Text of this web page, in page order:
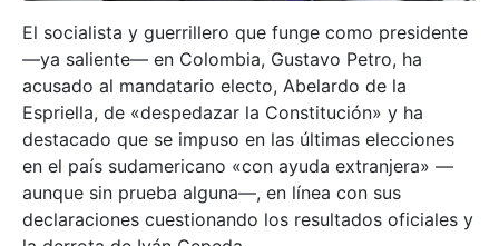
El socialista y guerrillero que funge como presidente
—ya saliente— en Colombia, Gustavo Petro, ha
acusado al mandatario electo, Abelardo de la
Espriella, de «despedazar la Constitución» y ha
destacado que se impuso en las últimas elecciones
en el país sudamericano «con ayuda extranjera» —
aunque sin prueba alguna—, en línea con sus
declaraciones cuestionando los resultados oficiales y